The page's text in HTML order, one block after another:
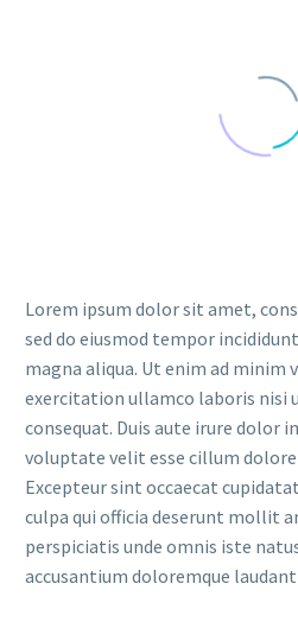
Lorem ipsum dolor sit amet,
sed do eiusmod tempor
magna aliqua. Ut enim ad minim
exercitation ullamco laboris nisi
consequat. Duis aute irure dolor
voluptate velit esse cillum
Excepteur sint occaecat
culpa qui officia deserunt mollit
perspiciatis unde omnis iste
accusantium doloremque